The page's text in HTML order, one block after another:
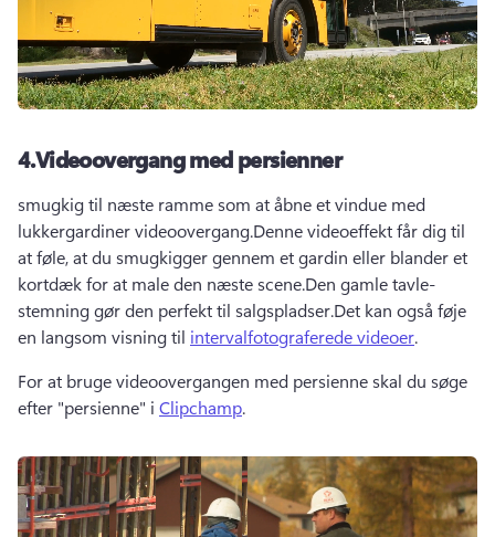
4.Videoovergang med persienner
smugkig til næste ramme som at åbne et vindue med
lukkergardiner videoovergang.Denne videoeffekt får dig til
at føle, at du smugkigger gennem et gardin eller blander et
kortdæk for at male den næste scene.Den gamle tavle-
stemning gør den perfekt til salgspladser.Det kan også føje
en langsom visning til intervalfotograferede videoer.
For at bruge videoovergangen med persienne skal du søge
efter "persienne" i Clipchamp.